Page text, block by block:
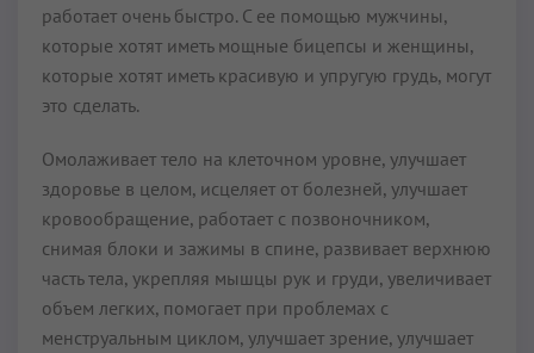
работает очень быстро. С ее помощью мужчины,
которые хотят иметь мощные бицепсы и женщины,
которые хотят иметь красивую и упругую грудь, могут
это сделать.
Омолаживает тело на клеточном уровне, улучшает
здоровье в целом, исцеляет от болезней, улучшает
кровообращение, работает с позвоночником,
снимая блоки и зажимы в спине, развивает верхнюю
часть тела, укрепляя мышцы рук и груди, увеличивает
объем легких, помогает при проблемах с
менструальным циклом, улучшает зрение, улучшает